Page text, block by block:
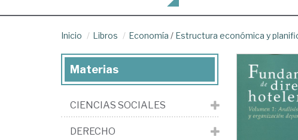
Inicio Libros Economía / Estructura económica y
Materias
CIENCIAS SOCIALES
DERECHO